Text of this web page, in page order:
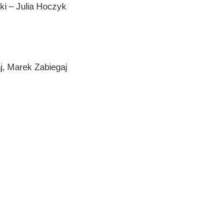
– Julia Hoczyk
Marek Zabiegaj